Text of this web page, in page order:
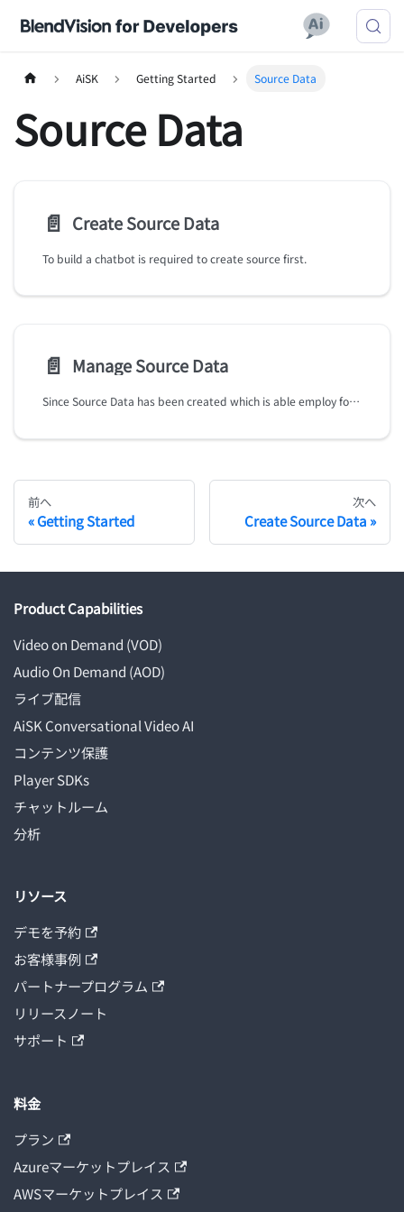
AiSK Getting Started Source Data
Source Data
📄️ Create Source Data
To build a chatbot is required to create source first.
📄️ Manage Source Data
Since Source Data has been created which is able employ following API for further operation
前へ
Getting Started
次へ
Create Source Data
Product Capabilities
Video on Demand (VOD)
Audio On Demand (AOD)
ライブ配信
AiSK Conversational Video AI
コンテンツ保護
Player SDKs
チャットルーム
分析
リソース
デモを予約
お客様事例
パートナープログラム
リリースノート
サポート
料金
プラン
Azureマーケットプレイス
AWSマーケットプレイス